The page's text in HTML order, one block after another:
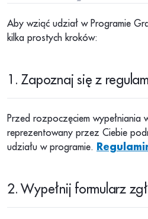
Aby wziąć udział w Programie
kilka prostych kroków:
1. Zapoznaj się z
Przed rozpoczęciem wypełniania
reprezentowany przez Ciebie
udziału w programie.
2. Wypełnij formularz